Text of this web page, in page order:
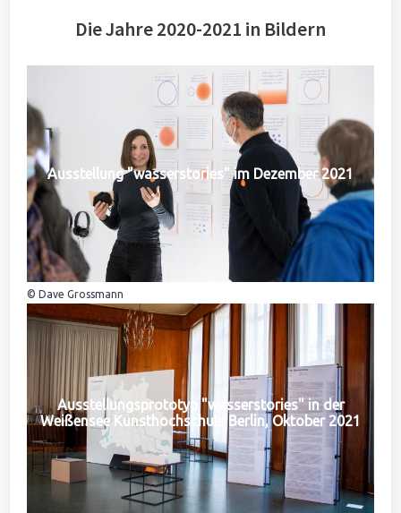
Die Jahre 2020-2021 in Bildern
Ausstellung "wasserstories" im Dezember 2021
© Dave Grossmann
Ausstellungsprototyp "wasserstories" in der
Weißensee Kunsthochschule Berlin, Oktober 2021